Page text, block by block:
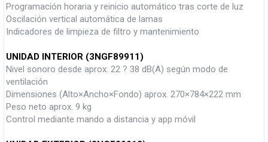
Programación horaria y reinicio automático tras corte de luz
Oscilación vertical automática de lamas
Indicadores de limpieza de filtro y mantenimiento
UNIDAD INTERIOR (3NGF89911)
Nivel sonoro desde aprox. 22 ? 38 dB(A) según modo de
ventilación
Dimensiones (Alto×Ancho×Fondo) aprox. 270×784×222 mm
Peso neto aprox. 9 kg
Control mediante mando a distancia y app móvil